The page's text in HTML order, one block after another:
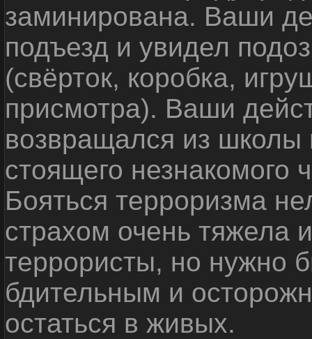
заминирована. Ваши
подъезд и увидел
(свёрток, коробка,
присмотра). Ваши
возвращался из школы
стоящего незнакомого
Бояться терроризма
страхом очень тяжела
террористы, но нужно
бдительным и
остаться в живых.